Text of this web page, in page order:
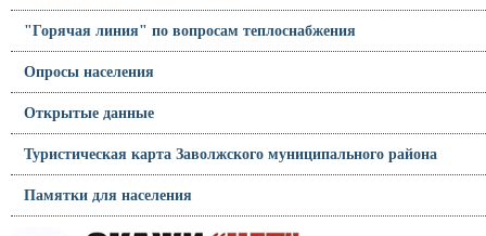
"Горячая линия" по вопросам теплоснабжения
Опросы населения
Открытые данные
Туристическая карта Заволжского муниципального района
Памятки для населения